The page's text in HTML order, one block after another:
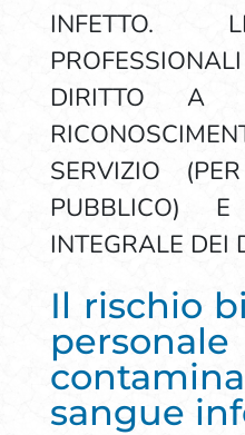
INFETTO.
DIRITTO A
SERVIZIO
PUBBLICO) E
INTEGRALE DEI
Il rischio
sangue